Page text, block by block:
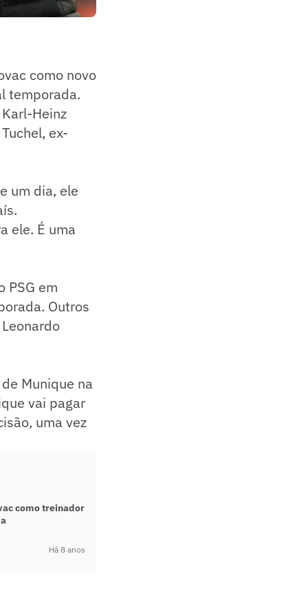
como novo
temporada.
Heinz
ex-
um dia, ele
ele. É uma
PSG em
Outros
Munique na
vai pagar
uma vez
como treinador
Há 8 anos